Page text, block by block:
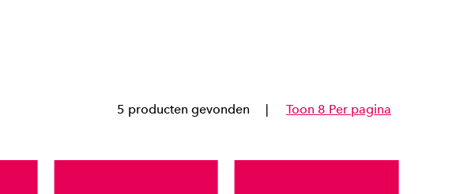
5 producten gevonden Toon 8 Per pagina